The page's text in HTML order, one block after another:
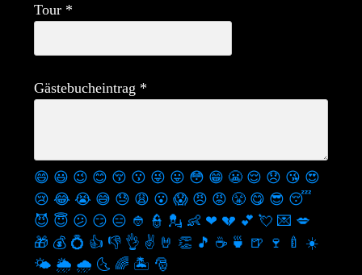
Tour *
Gästebucheintrag *
😄 😃 😉 😊 😚 😗 😜 😛 😳 😁 😬 😌 😞 😘 😍
😢 😂 😭 😅 😓 😩 😮 😱 😠 😡 😤 😋 😎 😴
😈 😇 😕 😏 😑 👲 👮 💂 👶 ❤ 💔 💕 💘 💌 💋
🎁 💰 💍 👍 👎 👌 ✌️ 🤘 👏 🎵 ☕️ 🍵 🍺 🍷 🍼 ☀️
🌤 🌦 🌧 🌜 🌈 🏝 🎅